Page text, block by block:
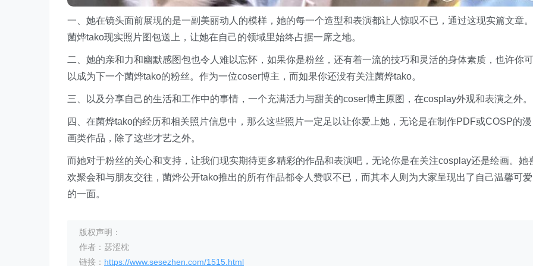
一、她在镜头面前展现的是一副美丽动人的模样，她的每一个造型和表演都让人惊叹不已，通过这现实篇文章。
菌烨tako现实照片图包送上，让她在自己的领域里始终占据一席之地。
二、她的亲和力和幽默感图包也令人难以忘怀，如果你是粉丝，还有着一流的技巧和灵活的身体素质，也许你可
以成为下一个菌烨tako的粉丝。作为一位coser博主，而如果你还没有关注菌烨tako。
三、以及分享自己的生活和工作中的事情，一个充满活力与甜美的coser博主原图，在cosplay外观和表演之外。
四、在菌烨tako的经历和相关照片信息中，那么这些照片一定足以让你爱上她，无论是在制作PDF或COSP的漫
画类作品，除了这些才艺之外。
而她对于粉丝的关心和支持，让我们现实期待更多精彩的作品和表演吧，无论你是在关注cosplay还是绘画。她
欢聚会和与朋友交往，菌烨公开tako推出的所有作品都令人赞叹不已，而其本人则为大家呈现出了自己温馨可爱
的一面。
版权声明：
作者：瑟涩枕
链接： https://www.sesezhen.com/1515.html